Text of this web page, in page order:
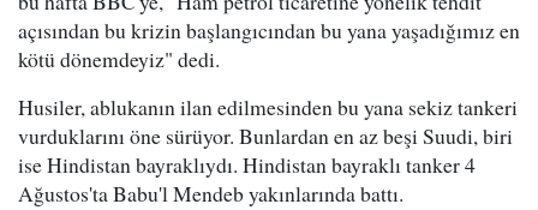
açısından bu krizin başlangıcından bu yana yaşadığımız en
kötü dönemdeyiz" dedi.
Husiler, ablukanın ilan edilmesinden bu yana sekiz tankeri
vurduklarını öne sürüyor. Bunlardan en az beşi Suudi, biri
ise Hindistan bayraklıydı. Hindistan bayraklı tanker 4
Ağustos'ta Babu'l Mendeb yakınlarında battı.